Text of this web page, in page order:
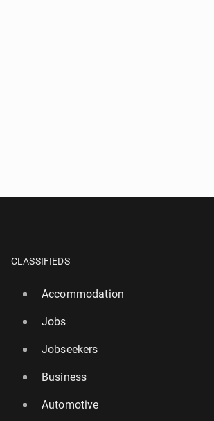
CLASSIFIEDS
Accommodation
Jobs
Jobseekers
Business
Automotive